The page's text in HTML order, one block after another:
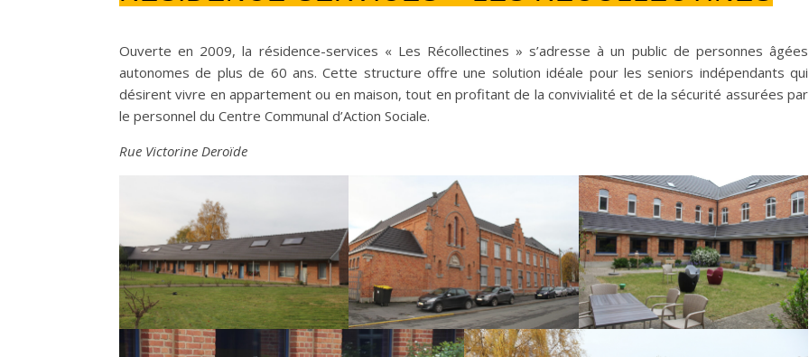
Ouverte en 2009, la résidence-services « Les Récollectines » s’adresse à un public de personnes âgées
autonomes de plus de 60 ans. Cette structure offre une solution idéale pour les seniors indépendants qui
désirent vivre en appartement ou en maison, tout en profitant de la convivialité et de la sécurité assurées par
le personnel du Centre Communal d’Action Sociale.
Rue Victorine Deroïde